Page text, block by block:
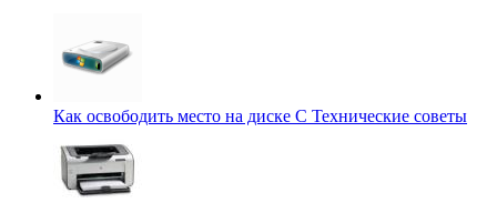
Как освободить место на диске С Технические советы